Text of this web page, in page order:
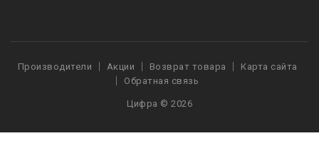
Производители Акции Возврат товара
Карта сайта
Обратная связь
Цифра © 2026